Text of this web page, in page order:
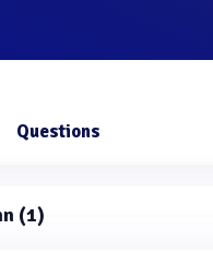
Questions
(1)